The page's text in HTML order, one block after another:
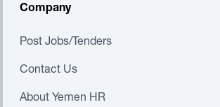
Company
Post Jobs/Tenders
Contact Us
About Yemen HR